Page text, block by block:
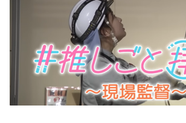
news おかえり
河合＆A.B.C-Z塚田×福井アナ「なんで
（news おかえり）
DAIGOも台所 ～きょうの献立 何にす
本日はダイアンなり！シーズン２
朝だ！生です旅サラダ